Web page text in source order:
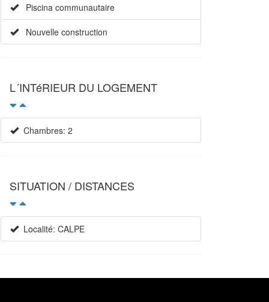
Piscina communautaire
Nouvelle construction
L´INTéRIEUR DU LOGEMENT
Chambres: 2
SITUATION / DISTANCES
Localité: CALPE